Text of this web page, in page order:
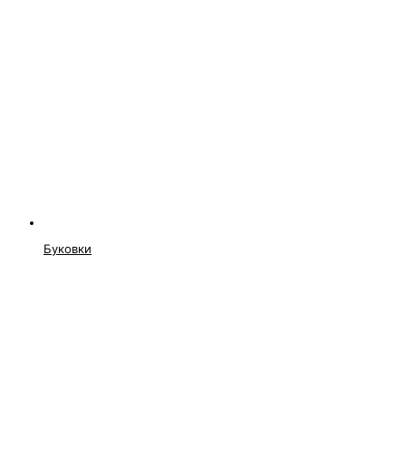
Буковки